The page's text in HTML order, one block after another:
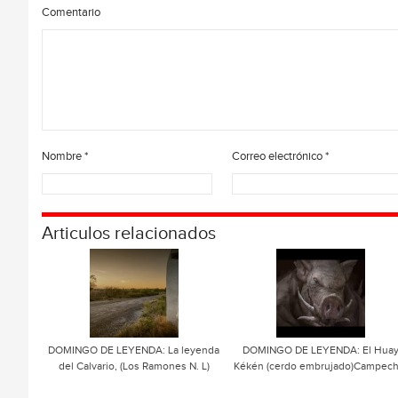
Comentario
Nombre* Correo electrónico*
Articulos relacionados
DOMINGO DE LEYENDA: La leyenda
del Calvario, (Los Ramones N. L)
DOMINGO DE LEYENDA: El Huay
Kékén (cerdo